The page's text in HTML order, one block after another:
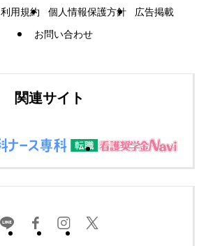
利用規約 個人情報保護方針
広告掲載
お問い合わせ
関連サイト